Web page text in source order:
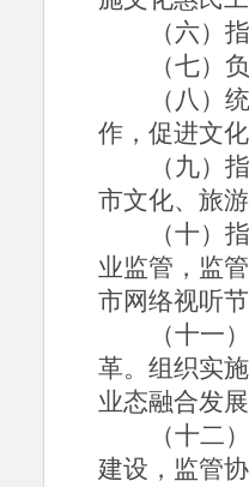
（六）
（七）
（八）
作，促进文
（九）
市文化、旅
（十）
业监管，监
市网络视听
（十一
革。组织实
业态融合发
（十二
建设，监管